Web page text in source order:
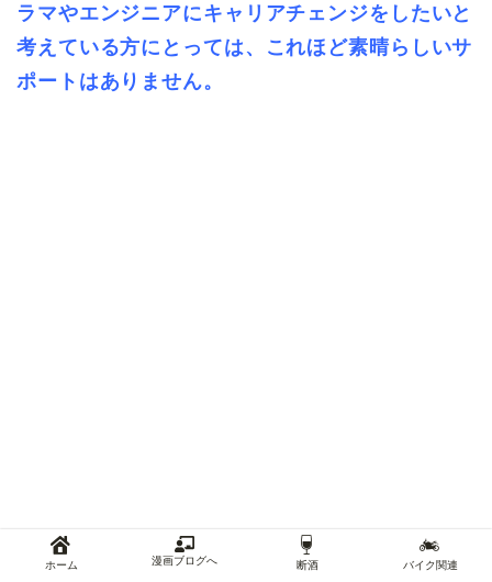
ラマやエンジニアにキャリアチェンジをしたいと
考えている方にとっては、これほど素晴らしいサ
ポートはありません。
ホーム 漫画ブログへ 断酒 バイク関連